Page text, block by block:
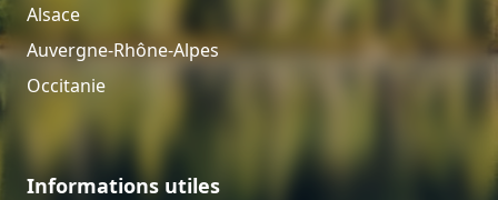
Alsace
Auvergne-Rhône-Alpes
Occitanie
Informations utiles